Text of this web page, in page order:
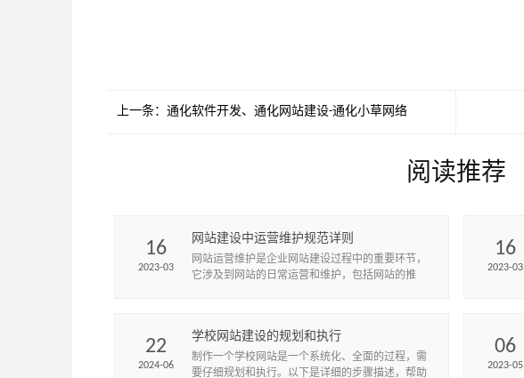
上一条： 通化软件开发、通化网站建设-通化小草网络
阅读推荐
16
2023-03
网站建设中运营维护规范详则
网站运营维护是企业网站建设过程中的重要环节，
它涉及到网站的日常运营和维护，包括网站的推
16
2023-03
22
2024-06
学校网站建设的规划和执行
制作一个学校网站是一个系统化、全面的过程，需
要仔细规划和执行。以下是详细的步骤描述，帮助
06
2023-05